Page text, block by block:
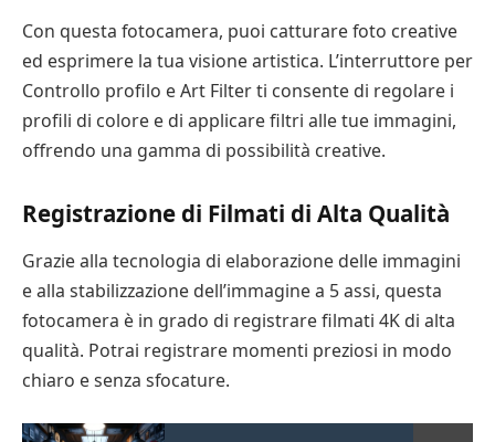
Con questa fotocamera, puoi catturare foto creative
ed esprimere la tua visione artistica. L’interruttore per
Controllo profilo e Art Filter ti consente di regolare i
profili di colore e di applicare filtri alle tue immagini,
offrendo una gamma di possibilità creative.
Registrazione di Filmati di Alta Qualità
Grazie alla tecnologia di elaborazione delle immagini
e alla stabilizzazione dell’immagine a 5 assi, questa
fotocamera è in grado di registrare filmati 4K di alta
qualità. Potrai registrare momenti preziosi in modo
chiaro e senza sfocature.